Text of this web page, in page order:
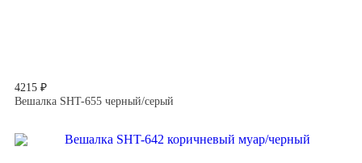
4215 ₽
Вешалка SHT-655 черный/серый